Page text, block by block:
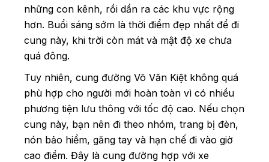
những con kênh, rồi dần ra các khu vực rộng
hơn. Buổi sáng sớm là thời điểm đẹp nhất để đi
cung này, khi trời còn mát và mật độ xe chưa
quá đông.
Tuy nhiên, cung đường Võ Văn Kiệt không quá
phù hợp cho người mới hoàn toàn vì có nhiều
phương tiện lưu thông với tốc độ cao. Nếu chọn
cung này, bạn nên đi theo nhóm, trang bị đèn,
nón bảo hiểm, găng tay và hạn chế đi vào giờ
cao điểm. Đây là cung đường hợp với xe